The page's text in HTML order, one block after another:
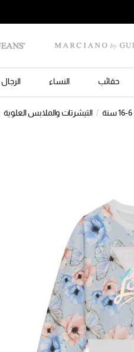
حقائب النساء الرجال
التيشرتات والملابس العلوية